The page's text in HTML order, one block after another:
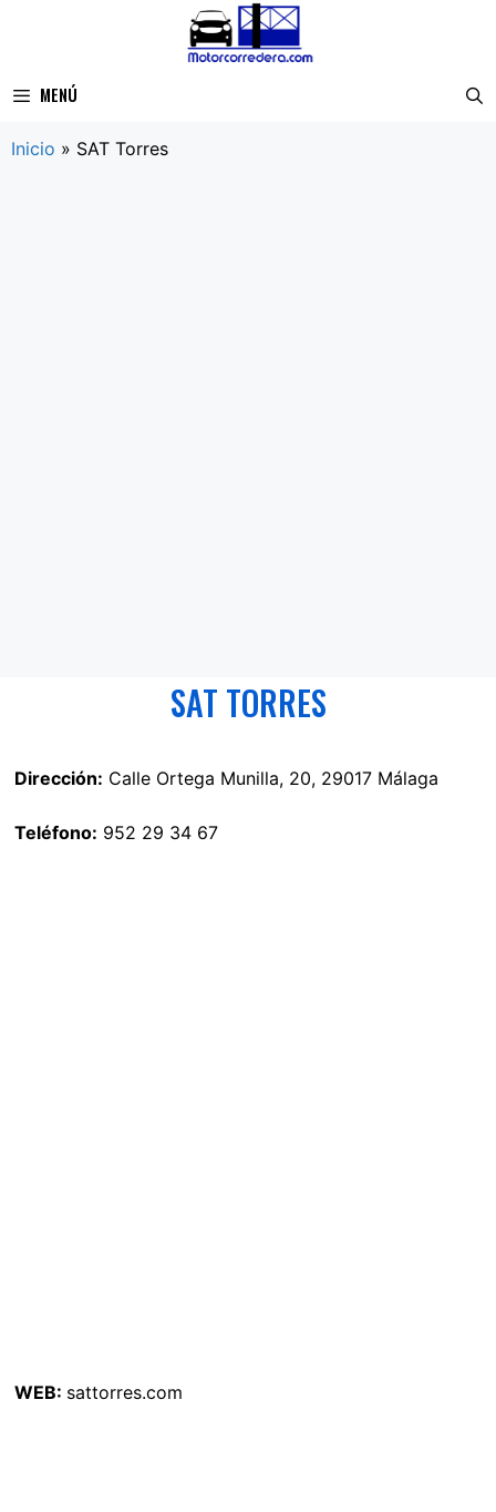
MENÚ
Inicio » SAT Torres
SAT TORRES
Dirección: Calle Ortega Munilla, 20, 29017 Málaga
Teléfono: 952 29 34 67
WEB: sattorres.com